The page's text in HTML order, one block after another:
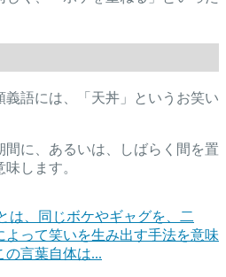
義語には、「天丼」というお笑い
に、あるいは、しばらく間を置
します。
は、同じボケやギャグを、二
よって笑いを生み出す手法を意味
の言葉自体は...